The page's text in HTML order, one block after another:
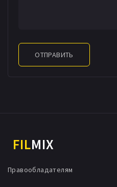
ОТПРАВИТЬ
FILMIX
Правообладателям